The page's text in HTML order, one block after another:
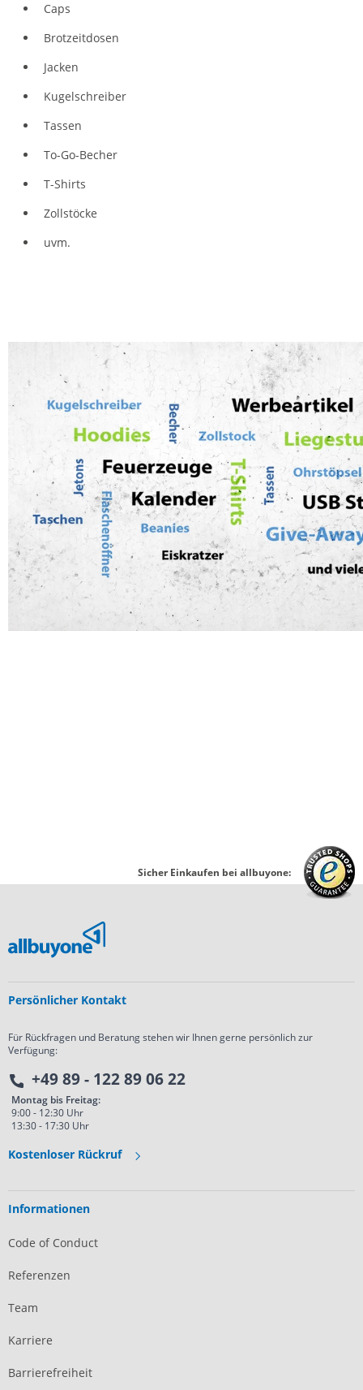
Caps
Brotzeitdosen
Jacken
Kugelschreiber
Tassen
To-Go-Becher
T-Shirts
Zollstöcke
uvm.
Sicher Einkaufen bei allbuyone:
Persönlicher Kontakt
Für Rückfragen und Beratung stehen wir Ihnen gerne persönlich zur
Verfügung:
+49 89 - 122 89 06 22
Montag bis Freitag:
9:00 - 12:30 Uhr
13:30 - 17:30 Uhr
Kostenloser Rückruf
Informationen
Code of Conduct
Referenzen
Team
Karriere
Barrierefreiheit